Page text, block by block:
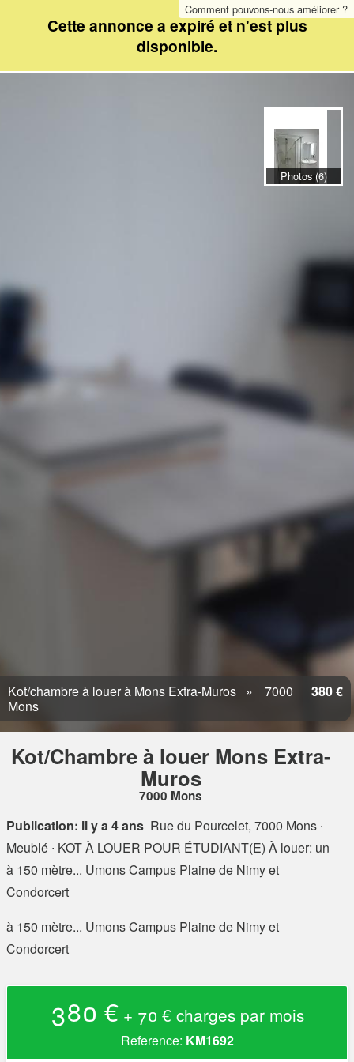
Comment pouvons-nous améliorer ?
Cette annonce a expiré et n'est plus
disponible.
Kot/chambre à louer à Mons Extra-Muros
7000
Mons
380 €
Kot/Chambre à louer Mons Extra-
Muros
7000 Mons
Publication: il y a 4 ans Rue du Pourcelet, 7000 Mons ∙
Meublé ∙ KOT À LOUER POUR ÉTUDIANT(E) À louer: un
à 150 mètre... Umons Campus Plaine de Nimy et
Condorcert
à 150 mètre... Umons Campus Plaine de Nimy et
Condorcert
380 €+ 70 € charges par mois
Reference: KM1692